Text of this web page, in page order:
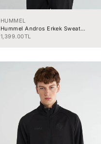
HUMMEL
Hummel Andros Erkek Sweat
922355-9098
İndirimli fiyat
1,399.00TL